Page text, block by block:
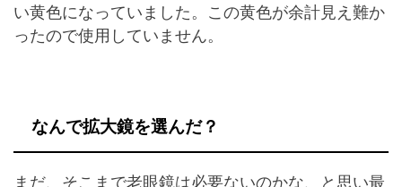
い黄色になっていました。この黄色が余計見え難か
ったので使用していません。
なんで拡大鏡を選んだ？
まだ、そこまで老眼鏡は必要ないのかな、と思い最